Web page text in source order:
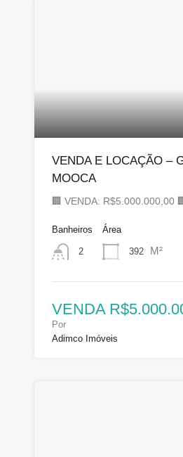
VENDA E LOCAÇÃO –
MOOCA
🏢 VENDA: R$5.000.000,00
Banheiros
2
Área
392 M²
VENDA
Por
Adimco Imóveis